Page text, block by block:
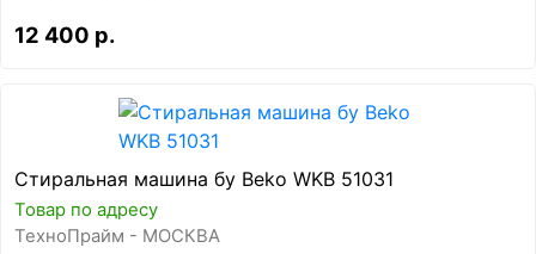
12 400 р.
Стиральная машина бу Beko WKB 51031
Товар по адресу
ТехноПрайм - МОСКВА